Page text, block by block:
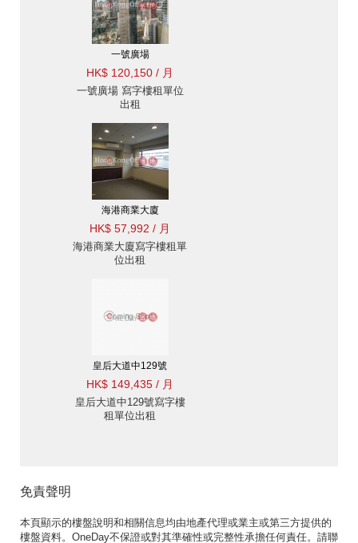
一號廣場
HK$ 120,150 / 月
一號廣場 寫字樓租單位
出租
海港商業大廈
HK$ 57,992 / 月
海港商業大廈寫字樓租單
位出租
皇后大道中129號
HK$ 149,435 / 月
皇后大道中129號寫字樓
租單位出租
免責聲明
本頁顯示的樓盤說明和相關信息均由地產代理或業主或第三方提供的
樓盤資料。OneDay不保證或對其準確性或完整性承擔任何責任。請聯